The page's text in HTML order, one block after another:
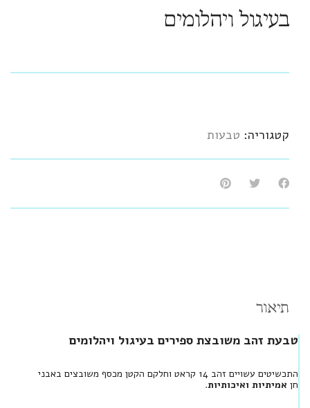
בעיגול ויהלומים
קטגוריה: טבעות
תיאור
טבעת זהב משובצת ספירים בעיגול ויהלומים
התכשיטים עשויים זהב 14 קראט וחלקם הקטן מכסף משובצים באבני
חן אמיתיות ואיכותיות.